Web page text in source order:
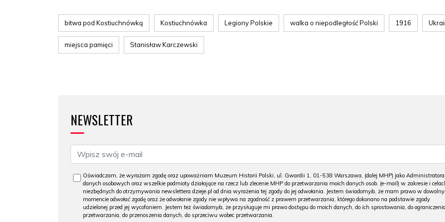
bitwa pod Kostiuchnówką Kostiuchnówka Legiony Polskie walka o niepodległość Polski 1916
miejsca pamięci Stanisław Karczewski
NEWSLETTER
Oświadczam, że wyrażam zgodę oraz upoważniam Muzeum Historii Polski, ul. Gwardii 1, 01-538 Warszawa, (dalej MHP) jako Administratora
danych osobowych oraz wszelkie podmioty działające na rzecz lub zlecenie MHP do przetwarzania moich danych osob. (e-mail) w zakresie i
niezbędnych do otrzymywania newslettera dzieje.pl od dnia wyrażenia tej zgody do jej odwołania. Jestem świadomy/a, że mam prawo w
momencie odwołać zgodę oraz że odwołanie zgody nie wpływa na zgodność z prawem przetwarzania, którego dokonano na podstawie zgody
udzielonej przed jej wycofaniem. Jestem też świadomy/a, że przysługuje mi prawo dostępu do moich danych, do ich sprostowania, do ograniczenia
przetwarzania, do przenoszenia danych, do sprzeciwu wobec przetwarzania.